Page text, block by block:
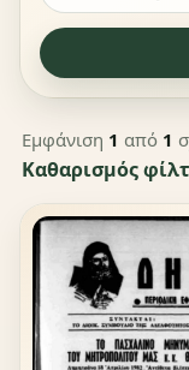
Εμφάνιση 1 από 1
Καθαρισμός